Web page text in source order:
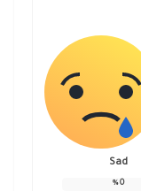
Sad
0
%